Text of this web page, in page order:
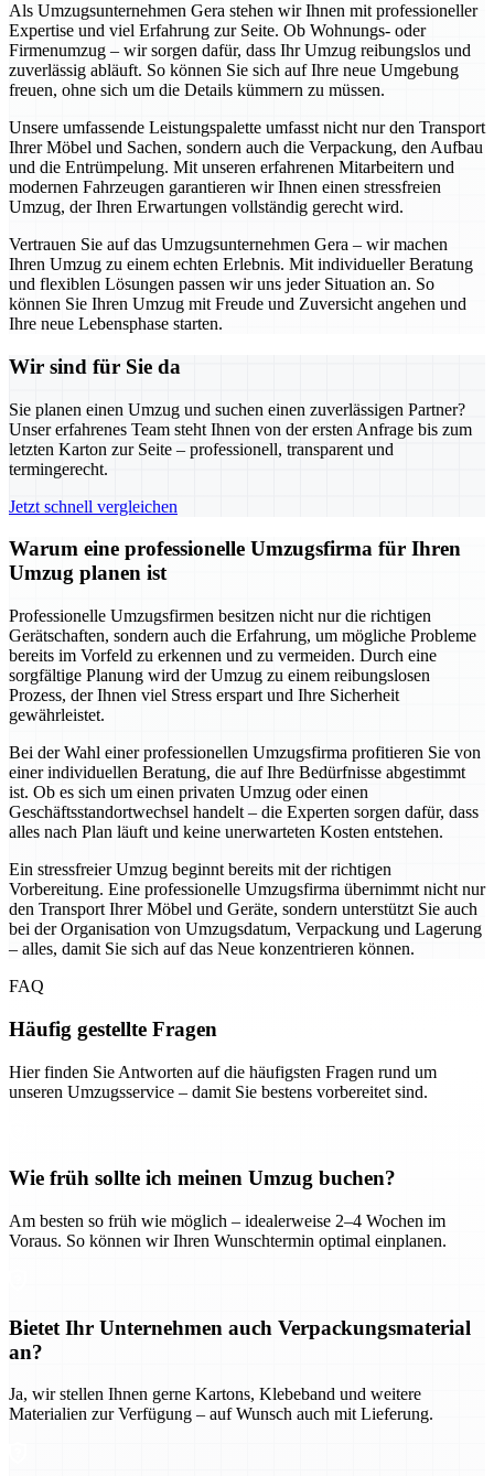
Als Umzugsunternehmen Gera stehen wir Ihnen mit professioneller
Expertise und viel Erfahrung zur Seite. Ob Wohnungs- oder
Firmenumzug – wir sorgen dafür, dass Ihr Umzug reibungslos und
zuverlässig abläuft. So können Sie sich auf Ihre neue Umgebung
freuen, ohne sich um die Details kümmern zu müssen.
Unsere umfassende Leistungspalette umfasst nicht nur den Transport
Ihrer Möbel und Sachen, sondern auch die Verpackung, den Aufbau
und die Entrümpelung. Mit unseren erfahrenen Mitarbeitern und
modernen Fahrzeugen garantieren wir Ihnen einen stressfreien
Umzug, der Ihren Erwartungen vollständig gerecht wird.
Vertrauen Sie auf das Umzugsunternehmen Gera – wir machen
Ihren Umzug zu einem echten Erlebnis. Mit individueller Beratung
und flexiblen Lösungen passen wir uns jeder Situation an. So
können Sie Ihren Umzug mit Freude und Zuversicht angehen und
Ihre neue Lebensphase starten.
Wir sind für Sie da
Sie planen einen Umzug und suchen einen zuverlässigen Partner?
Unser erfahrenes Team steht Ihnen von der ersten Anfrage bis zum
letzten Karton zur Seite – professionell, transparent und
termingerecht.
Jetzt schnell vergleichen
Warum eine professionelle Umzugsfirma für Ihren
Umzug planen ist
Professionelle Umzugsfirmen besitzen nicht nur die richtigen
Gerätschaften, sondern auch die Erfahrung, um mögliche Probleme
bereits im Vorfeld zu erkennen und zu vermeiden. Durch eine
sorgfältige Planung wird der Umzug zu einem reibungslosen
Prozess, der Ihnen viel Stress erspart und Ihre Sicherheit
gewährleistet.
Bei der Wahl einer professionellen Umzugsfirma profitieren Sie von
einer individuellen Beratung, die auf Ihre Bedürfnisse abgestimmt
ist. Ob es sich um einen privaten Umzug oder einen
Geschäftsstandortwechsel handelt – die Experten sorgen dafür, dass
alles nach Plan läuft und keine unerwarteten Kosten entstehen.
Ein stressfreier Umzug beginnt bereits mit der richtigen
Vorbereitung. Eine professionelle Umzugsfirma übernimmt nicht nur
den Transport Ihrer Möbel und Geräte, sondern unterstützt Sie auch
bei der Organisation von Umzugsdatum, Verpackung und Lagerung
– alles, damit Sie sich auf das Neue konzentrieren können.
FAQ
Häufig gestellte Fragen
Hier finden Sie Antworten auf die häufigsten Fragen rund um
unseren Umzugsservice – damit Sie bestens vorbereitet sind.
Wie früh sollte ich meinen Umzug buchen?
Am besten so früh wie möglich – idealerweise 2–4 Wochen im
Voraus. So können wir Ihren Wunschtermin optimal einplanen.
Bietet Ihr Unternehmen auch Verpackungsmaterial
an?
Ja, wir stellen Ihnen gerne Kartons, Klebeband und weitere
Materialien zur Verfügung – auf Wunsch auch mit Lieferung.